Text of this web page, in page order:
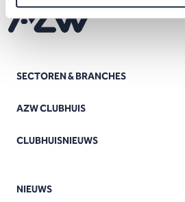
SECTOREN & BRANCHES
AZW CLUBHUIS
CLUBHUISNIEUWS
NIEUWS